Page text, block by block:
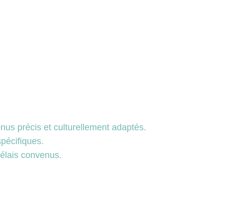
précis et culturellement adaptés.
convenus.